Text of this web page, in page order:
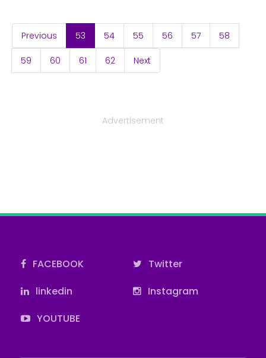
Previous 53 (current)
54 55 56 57 58
59 60 61 62 Next
Advertisement
FACEBOOK
Twitter
linkedin
Instagram
YOUTUBE